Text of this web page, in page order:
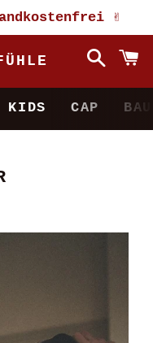
✌️
KIDS CAP